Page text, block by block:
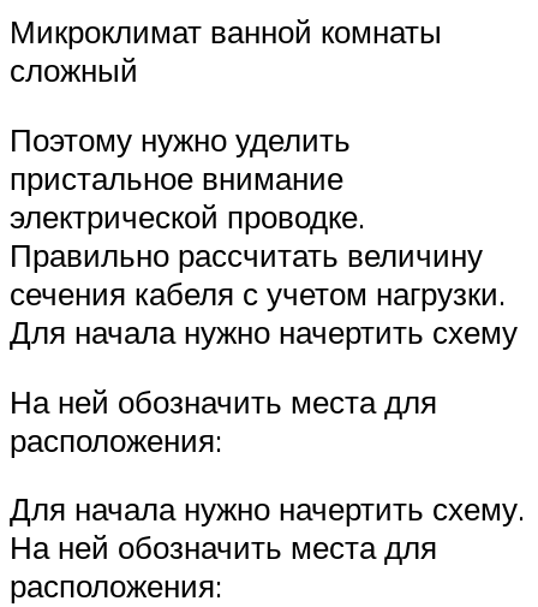
Микроклимат ванной комнаты
сложный
Поэтому нужно уделить
пристальное внимание
электрической проводке.
Правильно рассчитать величину
сечения кабеля с учетом нагрузки.
Для начала нужно начертить схему
На ней обозначить места для
расположения:
Для начала нужно начертить схему.
На ней обозначить места для
расположения: